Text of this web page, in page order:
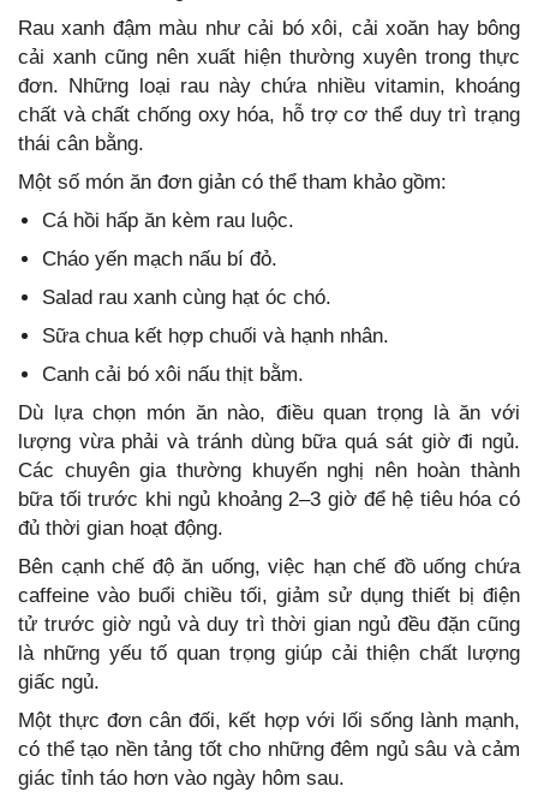
Rau xanh đậm màu như cải bó xôi, cải xoăn hay bông
cải xanh cũng nên xuất hiện thường xuyên trong thực
đơn. Những loại rau này chứa nhiều vitamin, khoáng
chất và chất chống oxy hóa, hỗ trợ cơ thể duy trì trạng
thái cân bằng.
Một số món ăn đơn giản có thể tham khảo gồm:
Cá hồi hấp ăn kèm rau luộc.
Cháo yến mạch nấu bí đỏ.
Salad rau xanh cùng hạt óc chó.
Sữa chua kết hợp chuối và hạnh nhân.
Canh cải bó xôi nấu thịt bằm.
Dù lựa chọn món ăn nào, điều quan trọng là ăn với
lượng vừa phải và tránh dùng bữa quá sát giờ đi ngủ.
Các chuyên gia thường khuyến nghị nên hoàn thành
bữa tối trước khi ngủ khoảng 2–3 giờ để hệ tiêu hóa có
đủ thời gian hoạt động.
Bên cạnh chế độ ăn uống, việc hạn chế đồ uống chứa
caffeine vào buổi chiều tối, giảm sử dụng thiết bị điện
tử trước giờ ngủ và duy trì thời gian ngủ đều đặn cũng
là những yếu tố quan trọng giúp cải thiện chất lượng
giấc ngủ.
Một thực đơn cân đối, kết hợp với lối sống lành mạnh,
có thể tạo nền tảng tốt cho những đêm ngủ sâu và cảm
giác tỉnh táo hơn vào ngày hôm sau.